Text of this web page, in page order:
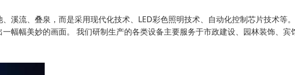
溪流、叠泉，而是采用现代化技术、LED彩色照明技术、自动化控制芯片技术等
幅幅美妙的画面。 我们研制生产的各类设备主要服务于市政建设、园林装饰、宾